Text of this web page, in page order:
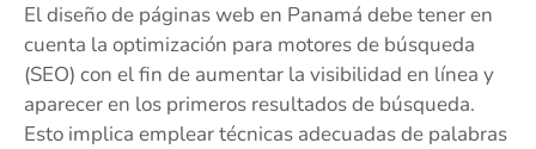
El diseño de páginas web en Panamá debe tener en
cuenta la optimización para motores de búsqueda
(SEO) con el fin de aumentar la visibilidad en línea y
aparecer en los primeros resultados de búsqueda.
Esto implica emplear técnicas adecuadas de palabras